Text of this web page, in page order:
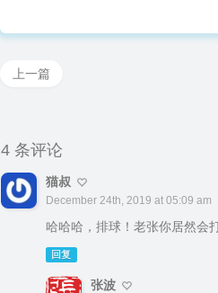
上一篇
4 条评论
猫叔
December 24th, 2019 at 05:09 am
哈哈哈，排球！老张你居然会
回复
张波